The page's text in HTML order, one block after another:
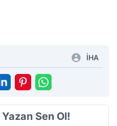
İHA
Sen Ol!